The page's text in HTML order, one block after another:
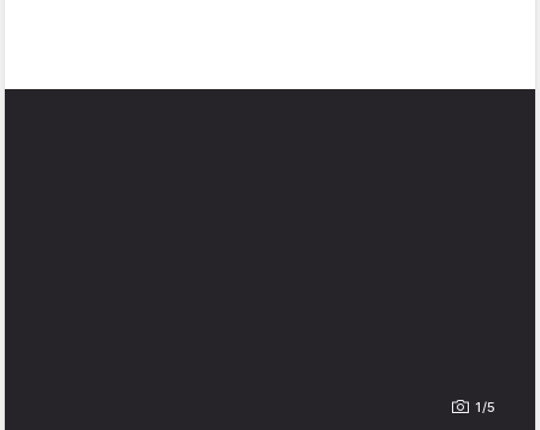
1/5